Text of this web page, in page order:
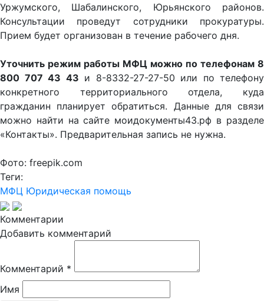
Уржумского, Шабалинского, Юрьянского районов.
Консультации проведут сотрудники прокуратуры.
Прием будет организован в течение рабочего дня.
Уточнить режим работы МФЦ можно по телефонам 8
800 707 43 43 и 8-8332-27-27-50 или по телефону
конкретного территориального отдела, куда
гражданин планирует обратиться. Данные для связи
можно найти на сайте моидокументы43.рф в разделе
«Контакты». Предварительная запись не нужна.
Фото: freepik.com
Теги:
МФЦ Юридическая помощь
Комментарии
Добавить комментарий
Комментарий *
Имя